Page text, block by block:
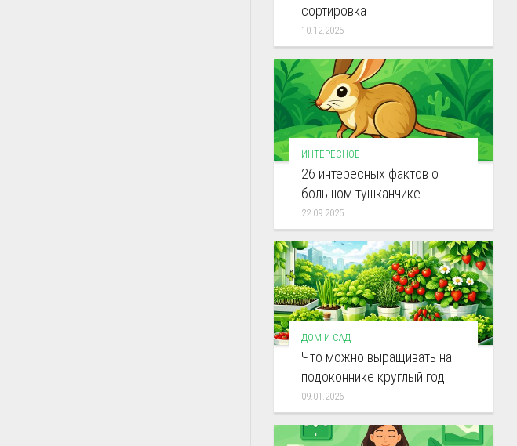
сортировка
10.12.2025
ИНТЕРЕСНОЕ
26 интересных фактов о
большом тушканчике
22.09.2025
ДОМ И САД
Что можно выращивать на
подоконнике круглый год
09.01.2026